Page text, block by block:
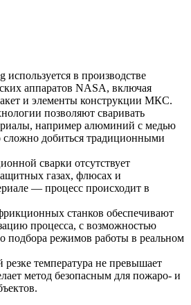
используется в производстве
аппаратов NASA, включая
и элементы конструкции МКС.
позволяют сваривать
например алюминий с медью
сложно добиться традиционными
сварки отсутствует
газах, флюсах и
— процесс происходит в
станков обеспечивают
процесса, с возможностью
подбора режимов работы в реальном
температура не превышает
метод безопасным для пожаро- и